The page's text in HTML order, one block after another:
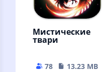
Мистические
твари
78
13.23 MB